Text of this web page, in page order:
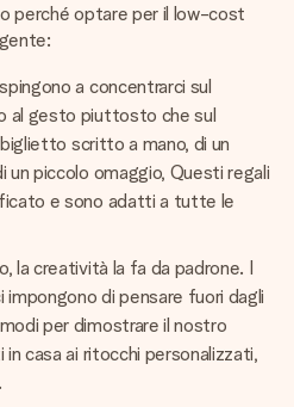
perché optare per il low-cost
a concentrarci sul
al gesto piuttosto che sul
scritto a mano, di un
piccolo omaggio, Questi regali
e sono adatti a tutte le
la creatività la fa da padrone. I
di pensare fuori dagli
per dimostrare il nostro
casa ai ritocchi personalizzati,